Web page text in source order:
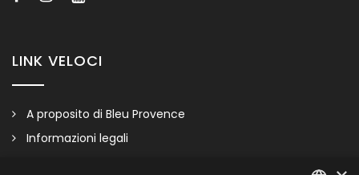
LINK VELOCI
A proposito di Bleu Provence
Informazioni legali